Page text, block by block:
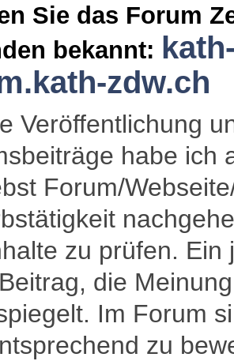
Sie das Forum
bekannt:
zdw.ch
Veröffentlichung
habe ich
Forum/
zu prüfen.
die
Im Forum
zu